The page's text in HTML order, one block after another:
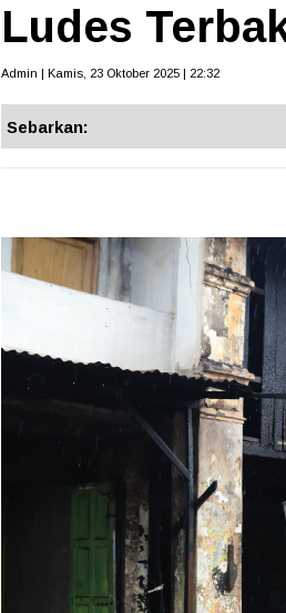
Ludes
Admin | Kamis, 23 Oktober 2025 | 22:32
Sebarkan: